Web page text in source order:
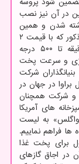
شود پروسه
در آن نیز نصب
شدن و همین
طور باردیگر داغ کردن غذا را تماشا کنند. اجاق گاز مذکور که با قیمت ۲
هزار دلار به مشتریان ارائه می شود در یک دقیقه تا ۵۰۰ درجه
و سرعت پخت
شرکت
براوا در جهان در
و شرکت همچنان
های آمریکا
به لیست
ها فراهم نماییم.
برای پخت غذا
در اجاق گازهای